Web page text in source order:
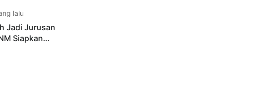
lalu
Jadi Jurusan
Siapkan